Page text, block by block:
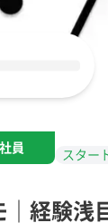
員
スター
｜経験浅